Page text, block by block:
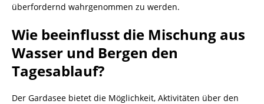
überfordernd wahrgenommen zu werden.
Wie beeinflusst die Mischung aus
Wasser und Bergen den
Tagesablauf?
Der Gardasee bietet die Möglichkeit, Aktivitäten über den